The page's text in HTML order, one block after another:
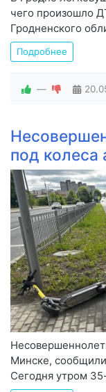
чего произошло
Гродненского
Подробнее
—
под колеса
Минске,
Сегодня утром